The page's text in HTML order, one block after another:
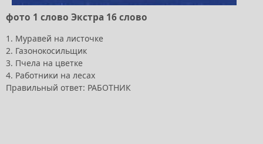
фото 1 слово Экстра 16 слово
1. Муравей на листочке
2. Газонокосильщик
3. Пчела на цветке
4. Работники на лесах
Правильный ответ: РАБОТНИК